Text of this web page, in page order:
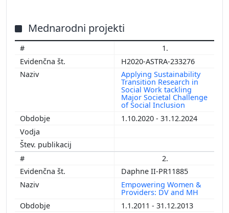
Mednarodni projekti
1.
H2020-ASTRA-233276
Applying Sustainability
Transition Research in
Social Work tackling
Major Societal Challenge
of Social Inclusion
1.10.2020 - 31.12.2024
2.
Daphne II-PR11885
Empowering Women &
Providers: DV and MH
1.1.2011 - 31.12.2013